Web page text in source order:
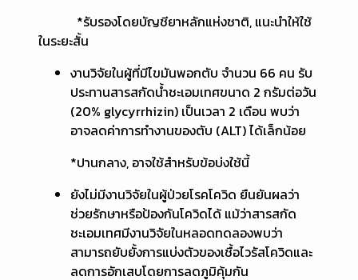
*รับรองโดยบัญชียาหลักแห่งชาติ, แนะนำให้ใช้
ในระยะสั้น
งานวิจัยในผู้ที่มีไขมันพอกตับ จำนวน 66 คน รับ
ประทานสารสกัดน้ำชะเอมเทศขนาด 2 กรัมต่อวัน
(20% glycyrrhizin) เป็นเวลา 2 เดือน พบว่า
อาจลดค่าการทำงานของตับ (ALT) ได้เล็กน้อย
*ปานกลาง, อาจใช้สำหรับข้อบ่งใช้นี้
ยังไม่มีงานวิจัยในผู้ป่วยโรคโควิด ยืนยันผลว่า
ช่วยรักษาหรือป้องกันโควิดได้ แม้ว่าสารสกัด
ชะเอมเทศมีงานวิจัยในหลอดทดลองพบว่า
สามารถยับยั้งการแบ่งตัวของเชื้อไวรัสโควิดและ
ลดการอักเสบโดยการลดภูมิคุ้มกัน